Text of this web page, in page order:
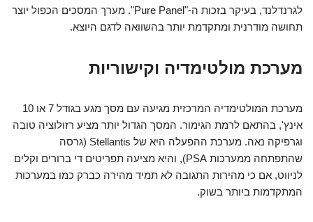
לגרנדלנד, בעיקר בזכות ה-"Pure Panel". מערך המסכים הכפול יוצר
תחושה מודרנית ומתקדמת יותר בהשוואה לדגם היוצא.
מערכת מולטימדיה וקישוריות
מערכת המולטימדיה המרכזית מגיעה עם מסך מגע בגודל 7 או 10
אינץ', בהתאם לרמת הגימור. המסך הגדול יותר מציע רזולוציה טובה
וגרפיקה נאה. מערכת ההפעלה היא של Stellantis (גרסה
שהתפתחה ממערכות PSA), והיא מציעה תפריטים די ברורים וקלים
לניווט, אם כי מהירות התגובה לא תמיד מהירה כברק כמו במערכות
המתקדמות ביותר בשוק.